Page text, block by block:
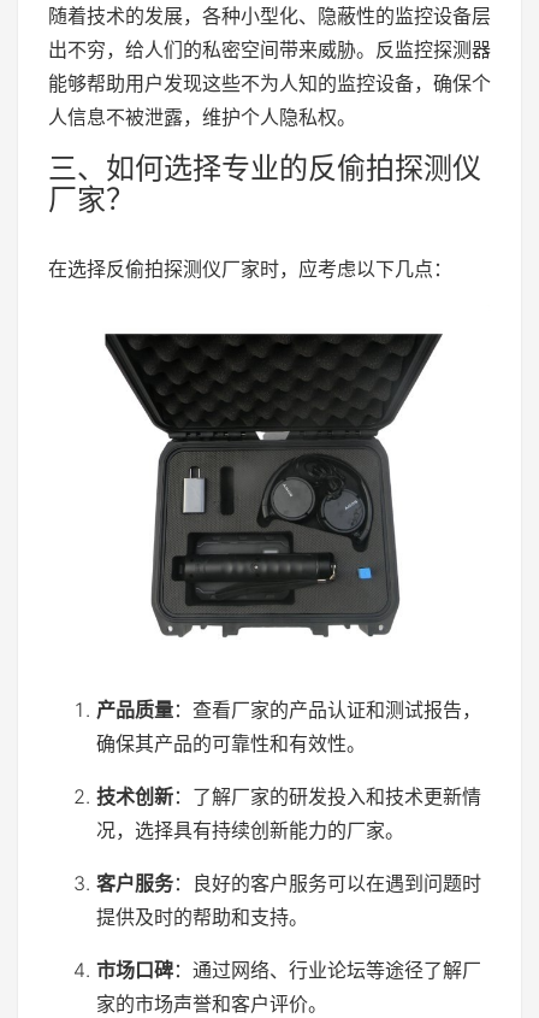
随着技术的发展，各种小型化、隐蔽性的监控设备层
出不穷，给人们的私密空间带来威胁。反监控探测器
能够帮助用户发现这些不为人知的监控设备，确保个
人信息不被泄露，维护个人隐私权。
三、如何选择专业的反偷拍探测仪
厂家？
在选择反偷拍探测仪厂家时，应考虑以下几点：
产品质量：查看厂家的产品认证和测试报告，
确保其产品的可靠性和有效性。
技术创新：了解厂家的研发投入和技术更新情
况，选择具有持续创新能力的厂家。
客户服务：良好的客户服务可以在遇到问题时
提供及时的帮助和支持。
市场口碑：通过网络、行业论坛等途径了解厂
家的市场声誉和客户评价。